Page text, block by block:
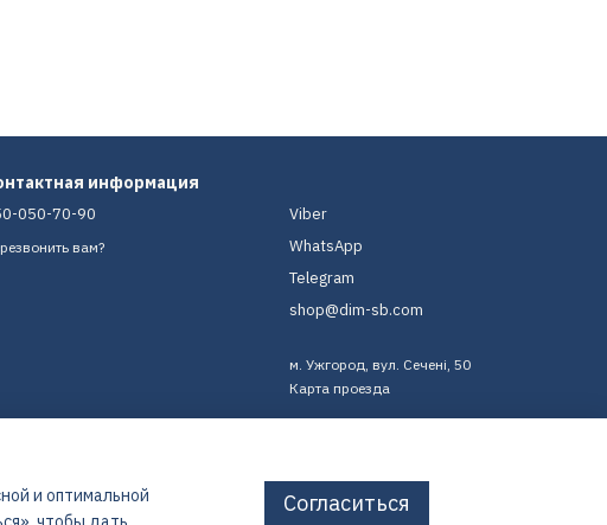
информация
050-70-90
вам?
Viber
WhatsApp
Telegram
shop@dim-sb.com
м. Ужгород, вул. Сечені, 50
Карта проезда
и оптимальной
Согласиться